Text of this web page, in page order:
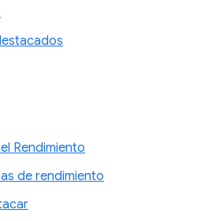
Rendimiento
de rendimiento